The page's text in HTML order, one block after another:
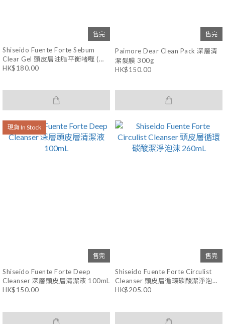
售完
Shiseido Fuente Forte Sebum
Clear Gel 頭皮層油脂平衡啫喱 (冰
感/溫感) 150g
HK$180.00
售完
Paimore Dear Clean Pack 深層清
潔髮膜 300g
HK$150.00
現貨 In Stock
售完
Shiseido Fuente Forte Deep
Cleanser 深層頭皮層清潔液 100mL
HK$150.00
售完
Shiseido Fuente Forte Circulist
Cleanser 頭皮層循環碳酸潔淨泡沫
260mL
HK$205.00